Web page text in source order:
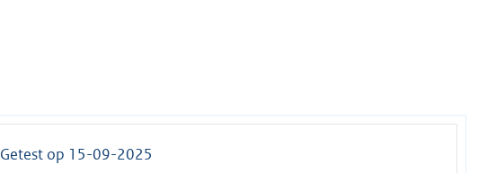
Getest op 15-09-2025